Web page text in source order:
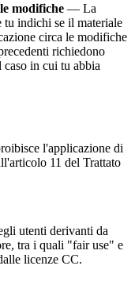
modifiche — La
tu indichi se il materiale
circa le modifiche
richiedono
in cui tu abbia
l'applicazione di
11 del Trattato
utenti derivanti da
tra i quali "fair use" e
licenze CC.